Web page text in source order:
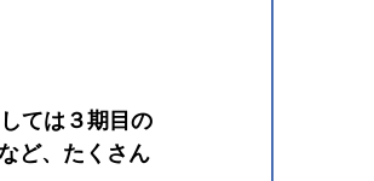
ては３期目の
ど、たくさん